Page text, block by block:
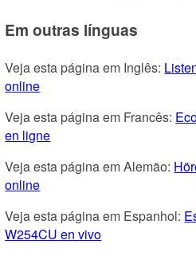
Em outras línguas
Veja esta página em Inglês:
online
Veja esta página em Francês:
en ligne
Veja esta página em Alemão:
online
Veja esta página em Espanhol:
W254CU en vivo